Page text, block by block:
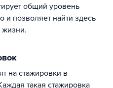
общий уровень
и позволяет найти здесь
жизни.
такая стажировка